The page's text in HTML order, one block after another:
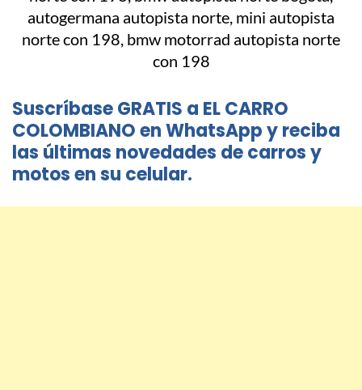
Suscríbase GRATIS a EL CARRO
COLOMBIANO en WhatsApp y reciba
las últimas novedades de carros y
motos en su celular.